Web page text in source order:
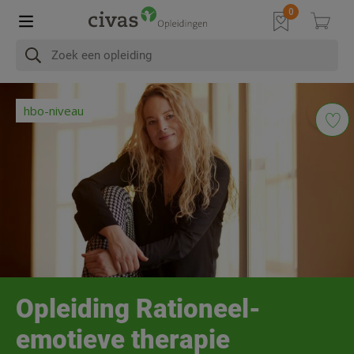
Opleiding Rationeel-
emotieve therapie
hbo-niveau
In het kort Na afronding Programma Diploma &